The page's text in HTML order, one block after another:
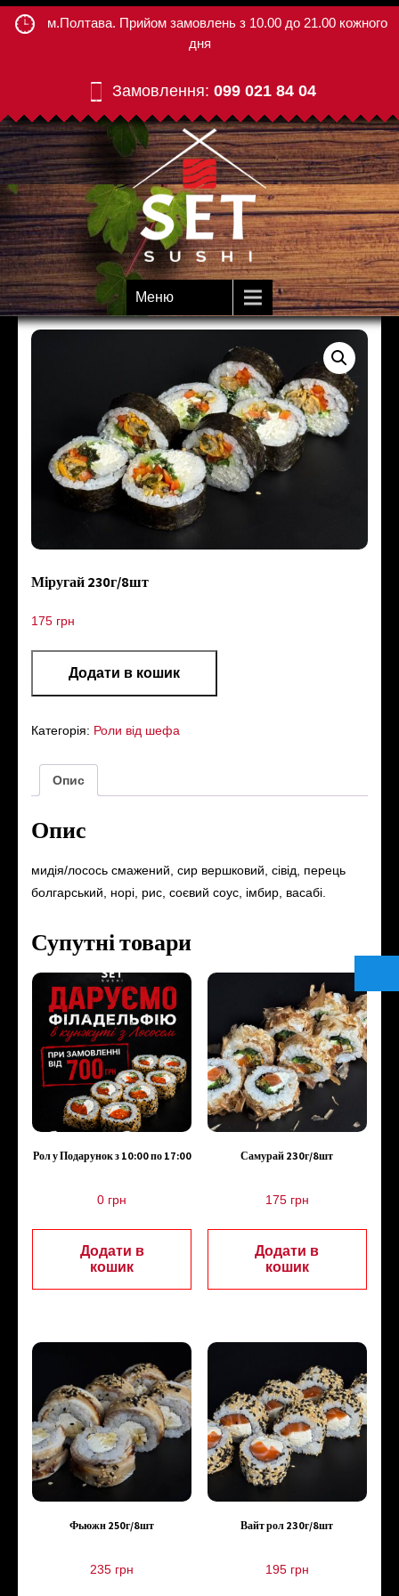
м.Полтава. Прийом замовлень з 10.00 до 21.00 кожного
дня
Замовлення: 099 021 84 04
Меню
Міругай 230г/8шт
175 грн
Додати в кошик
Категорія: Роли від шефа
Опис
Опис
мидія/лосось смажений, сир вершковий, сівід, перець
болгарський, норі, рис, соєвий соус, імбир, васабі.
Супутні товари
Рол у Подарунок з 10:00 по 17:00
0 грн
Додати в
кошик
Самурай 230г/8шт
175 грн
Додати в
кошик
Фьюжн 250г/8шт
235 грн
Вайт рол 230г/8шт
195 грн